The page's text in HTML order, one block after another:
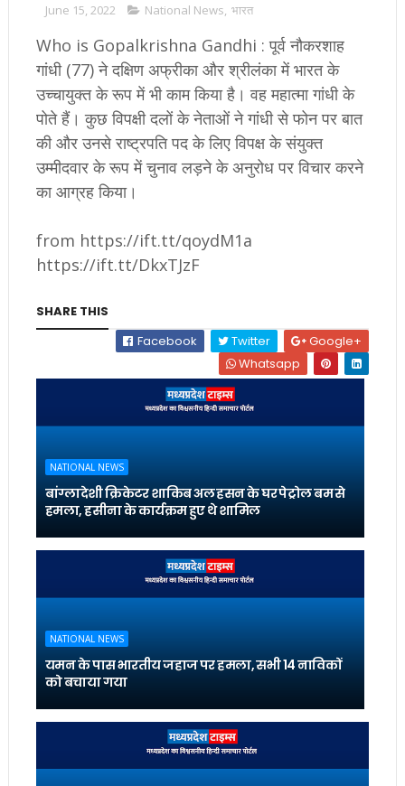
June 15, 2022 National News, भारत
Who is Gopalkrishna Gandhi : पूर्व नौकरशाह
गांधी (77) ने दक्षिण अफ्रीका और श्रीलंका में भारत के
उच्चायुक्त के रूप में भी काम किया है। वह महात्मा गांधी के
पोते हैं। कुछ विपक्षी दलों के नेताओं ने गांधी से फोन पर बात
की और उनसे राष्ट्रपति पद के लिए विपक्ष के संयुक्त
उम्मीदवार के रूप में चुनाव लड़ने के अनुरोध पर विचार करने
का आग्रह किया।
from https://ift.tt/qoydM1a
https://ift.tt/DkxTJzF
SHARE THIS
Facebook
Twitter
Google+
Whatsapp
NATIONAL NEWS
बांग्लादेशी क्रिकेटर शाकिब अल हसन के घर पेट्रोल बम से
हमला, हसीना के कार्यक्रम हुए थे शामिल
NATIONAL NEWS
यमन के पास भारतीय जहाज पर हमला, सभी 14 नाविकों
को बचाया गया